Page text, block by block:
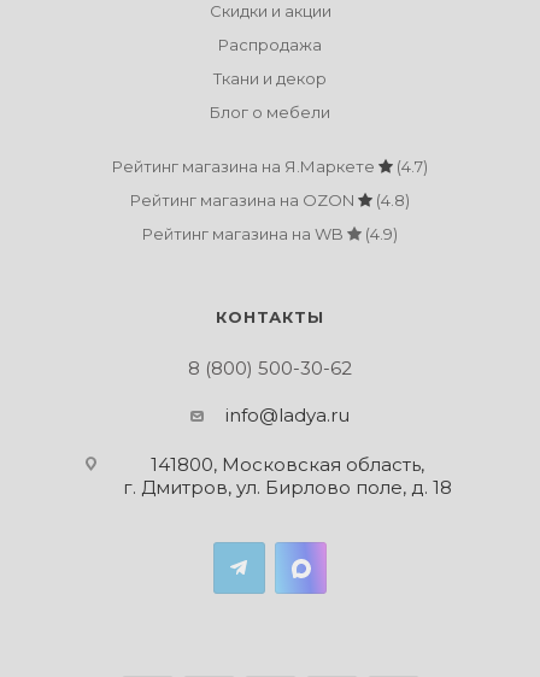
Скидки и акции
Распродажа
Ткани и декор
Блог о мебели
Рейтинг магазина на Я.Маркете
(4.7)
Рейтинг магазина на OZON
(4.8)
Рейтинг магазина на WB
(4.9)
КОНТАКТЫ
8 (800) 500-30-62
info@ladya.ru
141800, Московская область,
г. Дмитров, ул. Бирлово поле, д. 18